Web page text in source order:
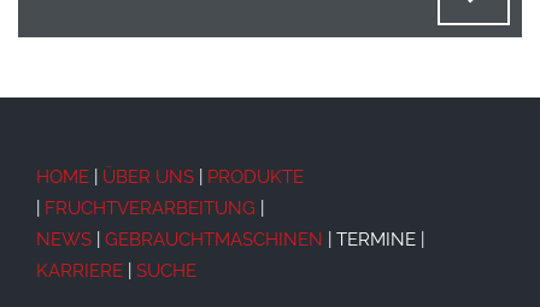
HOME ÜBER UNS
PRODUKTE
FRUCHTVERARBEITUNG
NEWS
GEBRAUCHTMASCHINEN | TERMINE |
KARRIERE
SUCHE